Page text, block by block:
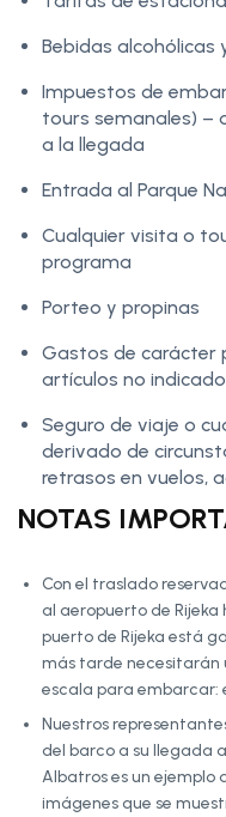
Bebidas alcohólicas
Impuestos de
tours semanales) –
a la llegada
Entrada al Parque
Cualquier visita o
programa
Porteo y propinas
Gastos de carácter
artículos no
Seguro de viaje o
derivado de
retrasos en vuelos,
NOTAS
Con el traslado
al aeropuerto de Rijeka
puerto de Rijeka está
más tarde necesitarán
escala para embarcar:
Nuestros
del barco a su llegada
Albatros es un ejemplo
imágenes que se